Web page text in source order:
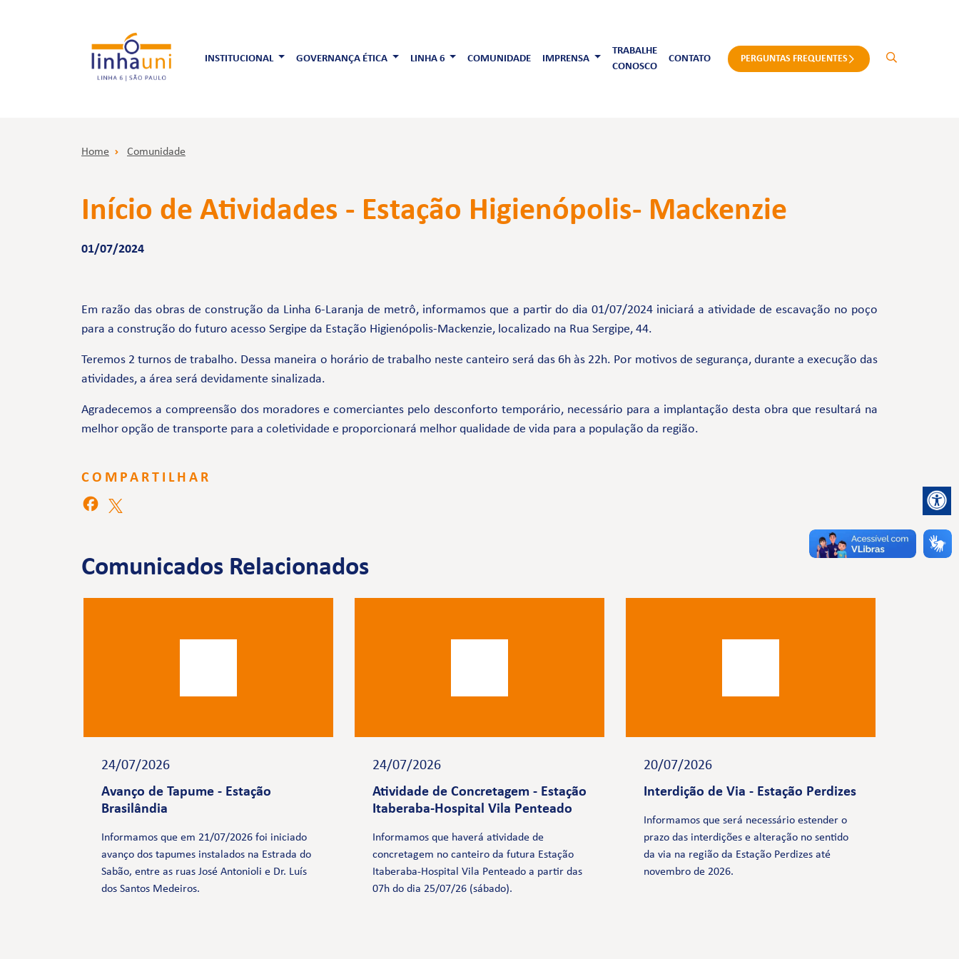
INSTITUCIONAL GOVERNANÇA ÉTICA LINHA 6 COMUNIDADE IMPRENSA
TRABALHE
CONOSCO
CONTATO PERGUNTAS FREQUENTES
Home Comunidade
Início de Atividades - Estação Higienópolis- Mackenzie
01/07/2024
Em razão das obras de construção da Linha 6-Laranja de metrô, informamos que a partir do dia 01/07/2024 iniciará a atividade de escavação no poço
para a construção do futuro acesso Sergipe da Estação Higienópolis-Mackenzie, localizado na Rua Sergipe, 44.
Teremos 2 turnos de trabalho. Dessa maneira o horário de trabalho neste canteiro será das 6h às 22h. Por motivos de segurança, durante a execução das
atividades, a área será devidamente sinalizada.
Agradecemos a compreensão dos moradores e comerciantes pelo desconforto temporário, necessário para a implantação desta obra que resultará na
melhor opção de transporte para a coletividade e proporcionará melhor qualidade de vida para a população da região.
COMPARTILHAR
Comunicados Relacionados
24/07/2026
Avanço de Tapume - Estação
Brasilândia
Informamos que em 21/07/2026 foi iniciado
avanço dos tapumes instalados na Estrada do
Sabão, entre as ruas José Antonioli e Dr. Luís
dos Santos Medeiros.
24/07/2026
Atividade de Concretagem - Estação
Itaberaba-Hospital Vila Penteado
Informamos que haverá atividade de
concretagem no canteiro da futura Estação
Itaberaba-Hospital Vila Penteado a partir das
07h do dia 25/07/26 (sábado).
20/07/2026
Interdição de Via - Estação Perdizes
Informamos que será necessário estender o
prazo das interdições e alteração no sentido
da via na região da Estação Perdizes até
novembro de 2026.